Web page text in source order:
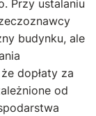
Przy ustalaniu
budynku, ale
dopłaty za
od